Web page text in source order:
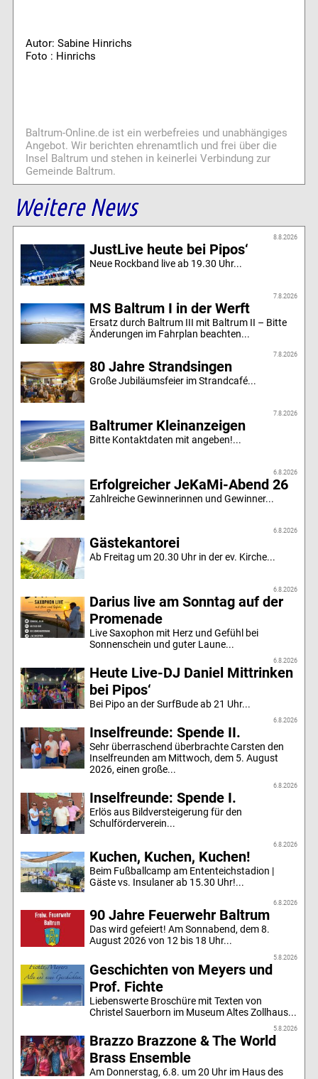
Autor: Sabine Hinrichs
Foto : Hinrichs
Baltrum-Online.de ist ein werbefreies und unabhängiges
Angebot. Wir berichten ehrenamtlich und frei über die
Insel Baltrum und stehen in keinerlei Verbindung zur
Gemeinde Baltrum.
Weitere News
8.8.2026
JustLive heute bei Pipos‘
Neue Rockband live ab 19.30 Uhr...
7.8.2026
MS Baltrum I in der Werft
Ersatz durch Baltrum III mit Baltrum II – Bitte
Änderungen im Fahrplan beachten...
7.8.2026
80 Jahre Strandsingen
Große Jubiläumsfeier im Strandcafé...
7.8.2026
Baltrumer Kleinanzeigen
Bitte Kontaktdaten mit angeben!...
6.8.2026
Erfolgreicher JeKaMi-Abend 26
Zahlreiche Gewinnerinnen und Gewinner...
6.8.2026
Gästekantorei
Ab Freitag um 20.30 Uhr in der ev. Kirche...
6.8.2026
Darius live am Sonntag auf der
Promenade
Live Saxophon mit Herz und Gefühl bei
Sonnenschein und guter Laune...
6.8.2026
Heute Live-DJ Daniel Mittrinken
bei Pipos‘
Bei Pipo an der SurfBude ab 21 Uhr...
6.8.2026
Inselfreunde: Spende II.
Sehr überraschend überbrachte Carsten den
Inselfreunden am Mittwoch, dem 5. August
2026, einen große...
6.8.2026
Inselfreunde: Spende I.
Erlös aus Bildversteigerung für den
Schulförderverein...
6.8.2026
Kuchen, Kuchen, Kuchen!
Beim Fußballcamp am Ententeichstadion |
Gäste vs. Insulaner ab 15.30 Uhr!...
6.8.2026
90 Jahre Feuerwehr Baltrum
Das wird gefeiert! Am Sonnabend, dem 8.
August 2026 von 12 bis 18 Uhr...
5.8.2026
Geschichten von Meyers und
Prof. Fichte
Liebenswerte Broschüre mit Texten von
Christel Sauerborn im Museum Altes Zollhaus...
5.8.2026
Brazzo Brazzone & The World
Brass Ensemble
Am Donnerstag, 6.8. um 20 Uhr im Haus des